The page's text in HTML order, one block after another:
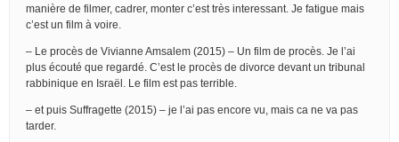
manière de filmer, cadrer, monter c’est très interessant. Je fatigue mais
c’est un film à voire.
– Le procès de Vivianne Amsalem (2015) – Un film de procès. Je l’ai
plus écouté que regardé. C’est le procès de divorce devant un tribunal
rabbinique en Israël. Le film est pas terrible.
– et puis Suffragette (2015) – je l’ai pas encore vu, mais ca ne va pas
tarder.